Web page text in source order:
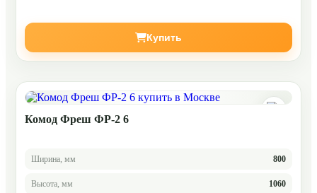
Купить
Комод Фреш ФР-2 6
Ширина, мм 800
Высота, мм 1060